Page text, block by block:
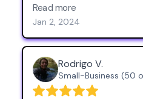
friendly format, with low
initial set up.
Read more
Jan 2, 2024
Rodrigo V.
Small-Business (50